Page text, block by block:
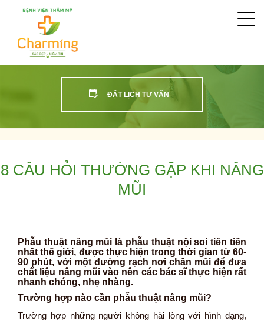
ĐẶT LỊCH TƯ VẤN
8 CÂU HỎI THƯỜNG GẶP KHI NÂNG
MŨI
Phẫu thuật nâng mũi là phẫu thuật nội soi tiên tiến
nhất thế giới, được thực hiện trong thời gian từ 60-
90 phút, với một đường rạch nơi chân mũi để đưa
chất liệu nâng mũi vào nên các bác sĩ thực hiện rất
nhanh chóng, nhẹ nhàng.
Trường hợp nào cần phẫu thuật nâng mũi?
Trường hợp những người không hài lòng với hình dạng,